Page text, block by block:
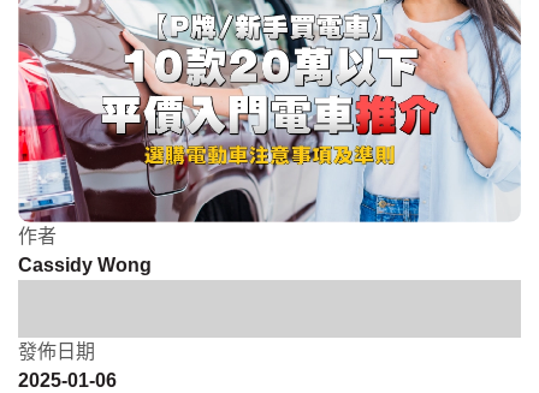
作者
Cassidy Wong
發佈日期
2025-01-06